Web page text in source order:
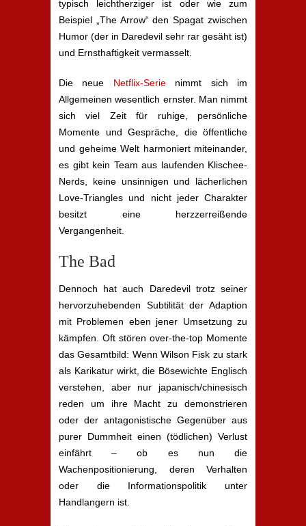
typisch leichtherziger ist oder wie zum
Beispiel „The Arrow“ den Spagat zwischen
Humor (der in Daredevil sehr rar gesäht ist)
und Ernsthaftigkeit vermasselt.
Die neue Netflix-Serienimmt sich im
Allgemeinen wesentlich ernster. Man nimmt
sich viel Zeit für ruhige, persönliche
Momente und Gespräche, die öffentliche
und geheime Welt harmoniert miteinander,
es gibt kein Team aus laufenden Klischee-
Nerds, keine unsinnigen und lächerlichen
Love-Triangles und nicht jeder Charakter
besitzt eine herzzerreißende
Vergangenheit.
The Bad
Dennoch hat auch Daredevil trotz seiner
hervorzuhebenden Subtilität der Adaption
mit Problemen eben jener Umsetzung zu
kämpfen. Oft stören over-the-top Momente
das Gesamtbild: Wenn Wilson Fisk zu stark
als Karikatur wirkt, die Bösewichte Englisch
verstehen, aber nur japanisch/chinesisch
reden um ihre Macht zu demonstrieren
oder der antagonistische Gegenüber aus
purer Dummheit einen (tödlichen) Verlust
einfährt – ob es nun die
Wachenpositionierung, deren Verhalten
oder die Informationspolitik unter
Handlangern ist.